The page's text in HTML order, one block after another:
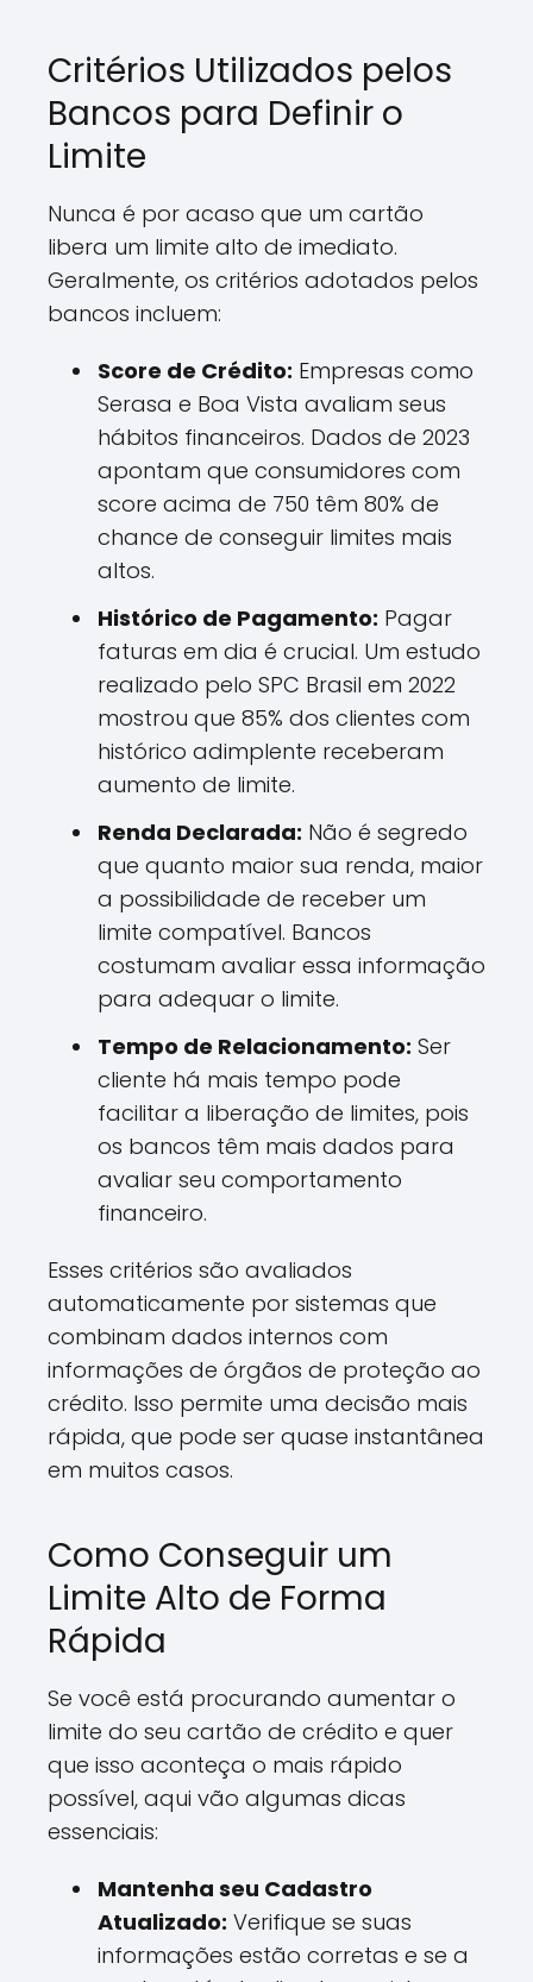
Critérios Utilizados pelos
Bancos para Definir o
Limite
Nunca é por acaso que um cartão
libera um limite alto de imediato.
Geralmente, os critérios adotados pelos
bancos incluem:
Score de Crédito: Empresas como
Serasa e Boa Vista avaliam seus
hábitos financeiros. Dados de 2023
apontam que consumidores com
score acima de 750 têm 80% de
chance de conseguir limites mais
altos.
Histórico de Pagamento: Pagar
faturas em dia é crucial. Um estudo
realizado pelo SPC Brasil em 2022
mostrou que 85% dos clientes com
histórico adimplente receberam
aumento de limite.
Renda Declarada: Não é segredo
que quanto maior sua renda, maior
a possibilidade de receber um
limite compatível. Bancos
costumam avaliar essa informação
para adequar o limite.
Tempo de Relacionamento: Ser
cliente há mais tempo pode
facilitar a liberação de limites, pois
os bancos têm mais dados para
avaliar seu comportamento
financeiro.
Esses critérios são avaliados
automaticamente por sistemas que
combinam dados internos com
informações de órgãos de proteção ao
crédito. Isso permite uma decisão mais
rápida, que pode ser quase instantânea
em muitos casos.
Como Conseguir um
Limite Alto de Forma
Rápida
Se você está procurando aumentar o
limite do seu cartão de crédito e quer
que isso aconteça o mais rápido
possível, aqui vão algumas dicas
essenciais:
Mantenha seu Cadastro
Atualizado: Verifique se suas
informações estão corretas e se a